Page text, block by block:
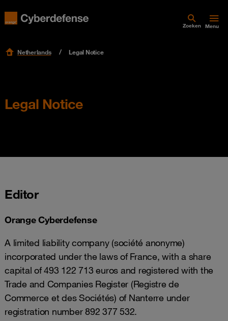
Zoeken Menu
Netherlands Legal Notice
Legal Notice
Editor
Orange Cyberdefense
A limited liability company (société anonyme)
incorporated under the laws of France, with a share
capital of 493 122 713 euros and registered with the
Trade and Companies Register (Registre de
Commerce et des Sociétés) of Nanterre under
registration number 892 377 532.